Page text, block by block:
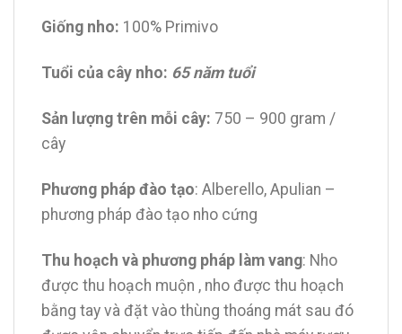
Giống nho: 100% Primivo
Tuổi của cây nho: 65 năm tuổi
Sản lượng trên mỗi cây: 750 – 900 gram /
cây
Phương pháp đào tạo: Alberello, Apulian –
phương pháp đào tạo nho cứng
Thu hoạch và phương pháp làm vang: Nho
được thu hoạch muộn , nho được thu hoạch
bằng tay và đặt vào thùng thoáng mát sau đó